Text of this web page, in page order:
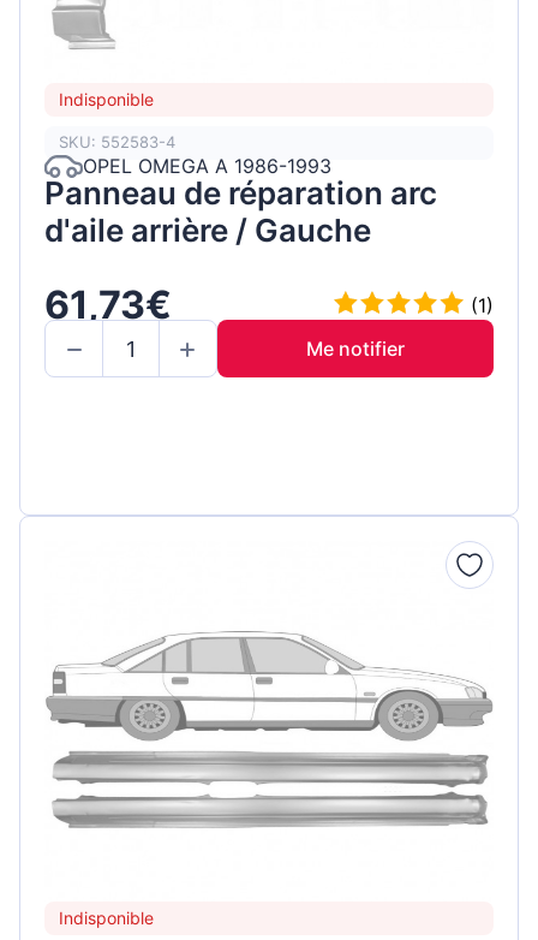
Indisponible
SKU: 552583-4
OPEL OMEGA A 1986-1993
Panneau de réparation arc
d'aile arrière / Gauche
61,73€
(1)
Me notifier
Indisponible